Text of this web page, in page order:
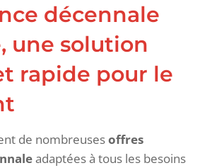
décennale
une solution
rapide pour le
de nombreusesoffres
adaptées à tous les besoins